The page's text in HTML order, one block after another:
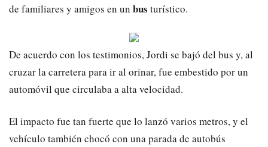
de familiares y amigos en un bus turístico.
De acuerdo con los testimonios, Jordi se bajó del bus y, al
cruzar la carretera para ir al orinar, fue embestido por un
automóvil que circulaba a alta velocidad.
El impacto fue tan fuerte que lo lanzó varios metros, y el
vehículo también chocó con una parada de autobús